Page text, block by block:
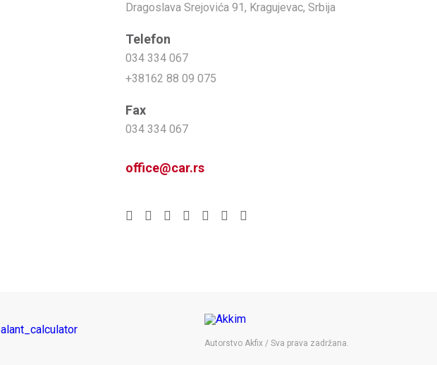
Dragoslava Srejovića 91, Kragujevac, Srbija
Telefon
034 334 067
+38162 88 09 075
Fax
034 334 067
office@car.rs
Autorstvo Akfix / Sva prava zadržana.